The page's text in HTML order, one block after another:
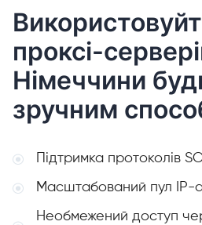
проксі-
Німеччини
зручним
Підтримка протоколів
Масштабований пул IP-
Необмежений доступ